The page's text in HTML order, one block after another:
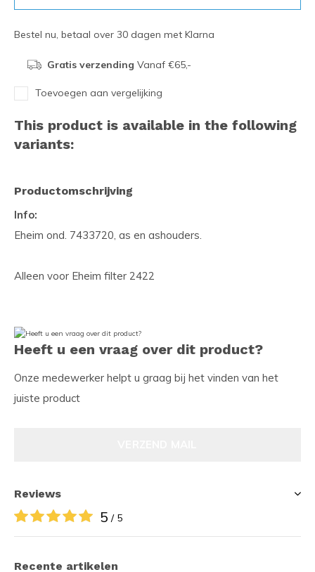
Bestel nu, betaal over 30 dagen met Klarna
Gratis verzending Vanaf €65,-
Toevoegen aan vergelijking
This product is available in the following
variants:
Productomschrijving
Info:
Eheim ond. 7433720, as en ashouders.
Alleen voor Eheim filter 2422
Heeft u een vraag over dit product?
Onze medewerker helpt u graag bij het vinden van het
juiste product
Reviews
5 / 5
Recente artikelen